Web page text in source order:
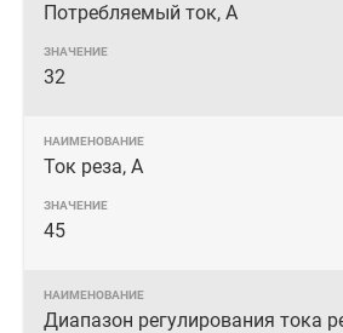
Потребляемый ток, А
32
Ток реза, А
45
Диапазон регулирования тока